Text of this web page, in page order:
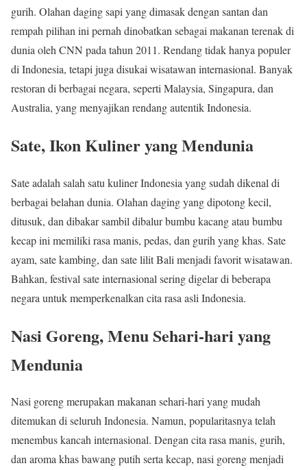
gurih. Olahan daging sapi yang dimasak dengan santan dan
rempah pilihan ini pernah dinobatkan sebagai makanan terenak di
dunia oleh CNN pada tahun 2011. Rendang tidak hanya populer
di Indonesia, tetapi juga disukai wisatawan internasional. Banyak
restoran di berbagai negara, seperti Malaysia, Singapura, dan
Australia, yang menyajikan rendang autentik Indonesia.
Sate, Ikon Kuliner yang Mendunia
Sate adalah salah satu kuliner Indonesia yang sudah dikenal di
berbagai belahan dunia. Olahan daging yang dipotong kecil,
ditusuk, dan dibakar sambil dibalur bumbu kacang atau bumbu
kecap ini memiliki rasa manis, pedas, dan gurih yang khas. Sate
ayam, sate kambing, dan sate lilit Bali menjadi favorit wisatawan.
Bahkan, festival sate internasional sering digelar di beberapa
negara untuk memperkenalkan cita rasa asli Indonesia.
Nasi Goreng, Menu Sehari-hari yang
Mendunia
Nasi goreng merupakan makanan sehari-hari yang mudah
ditemukan di seluruh Indonesia. Namun, popularitasnya telah
menembus kancah internasional. Dengan cita rasa manis, gurih,
dan aroma khas bawang putih serta kecap, nasi goreng menjadi